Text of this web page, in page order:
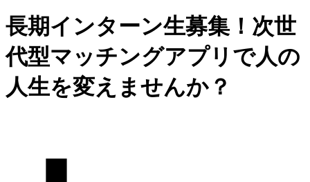
長期インターン生募集！次世
代型マッチングアプリで人の
人生を変えませんか？